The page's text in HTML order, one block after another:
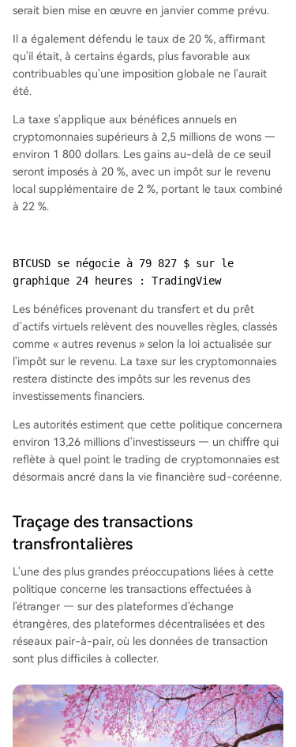
serait bien mise en œuvre en janvier comme prévu.
Il a également défendu le taux de 20 %, affirmant
qu'il était, à certains égards, plus favorable aux
contribuables qu'une imposition globale ne l'aurait
été.
La taxe s'applique aux bénéfices annuels en
cryptomonnaies supérieurs à 2,5 millions de wons —
environ 1 800 dollars. Les gains au-delà de ce seuil
seront imposés à 20 %, avec un impôt sur le revenu
local supplémentaire de 2 %, portant le taux combiné
à 22 %.
BTCUSD se négocie à 79 827 $ sur le
graphique 24 heures : TradingView
Les bénéfices provenant du transfert et du prêt
d'actifs virtuels relèvent des nouvelles règles, classés
comme « autres revenus » selon la loi actualisée sur
l'impôt sur le revenu. La taxe sur les cryptomonnaies
restera distincte des impôts sur les revenus des
investissements financiers.
Les autorités estiment que cette politique concernera
environ 13,26 millions d'investisseurs — un chiffre qui
reflète à quel point le trading de cryptomonnaies est
désormais ancré dans la vie financière sud-coréenne.
Traçage des transactions
transfrontalières
L'une des plus grandes préoccupations liées à cette
politique concerne les transactions effectuées à
l'étranger — sur des plateformes d'échange
étrangères, des plateformes décentralisées et des
réseaux pair-à-pair, où les données de transaction
sont plus difficiles à collecter.